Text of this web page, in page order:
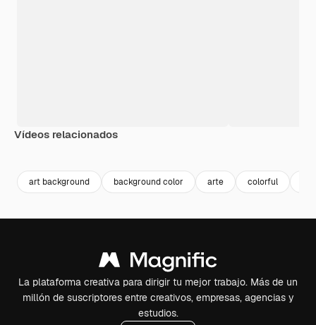
Vídeos relacionados
art background background color arte colorful
La plataforma creativa para dirigir tu mejor trabajo. Más de un
millón de suscriptores entre creativos, empresas, agencias y
estudios.